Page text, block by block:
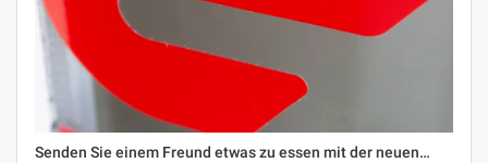
Senden Sie einem Freund etwas zu essen mit der neuen…